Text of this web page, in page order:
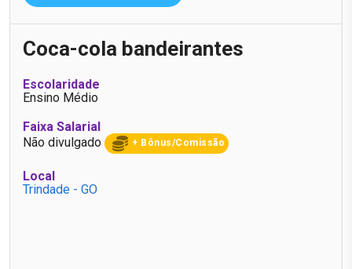
Coca-cola bandeirantes
Escolaridade
Ensino Médio
Faixa Salarial
Não divulgado
+ Bônus/Comissão
Local
Trindade - GO